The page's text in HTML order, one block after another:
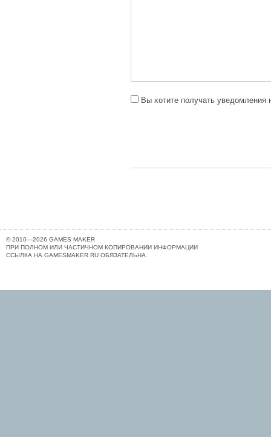
Вы хотите получать
© 2010—2026 GAMES MAKER
ПРИ ПОЛНОМ ИЛИ ЧАСТИЧНОМ КОПИРОВАНИИ ИНФОРМАЦИИ
ССЫЛКА НА GAMESMAKER.RU ОБЯЗАТЕЛЬНА.